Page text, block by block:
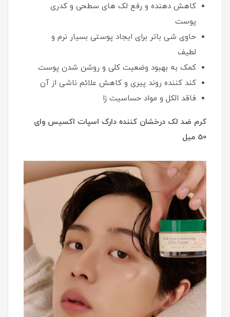
کاهش دهنده و رفع لک های سطحی و کدری
پوست
حاوی شی باتر برای ایجاد پوستی بسیار نرم و
لطیف
کمک به بهبود وضعیت کلی و روشن شدن پوست
کند کننده روند پیری و کاهش علائم ناشی از آن
فاقد الکل و مواد حساسیت زا
کرم ضد لک درخشان کننده دارک اسپات اکسیس وای
50 میل